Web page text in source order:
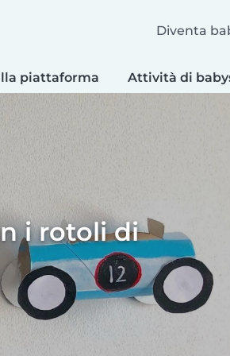
Diventa
piattaforma Attività di
i rotoli di